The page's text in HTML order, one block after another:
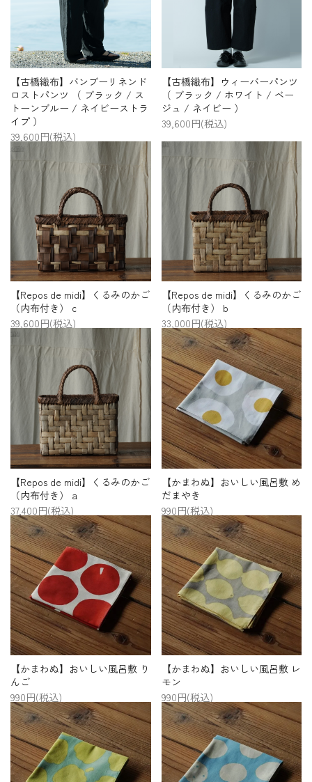
【古橋織布】バンブーリネンド
ロストパンツ （ ブラック / ス
トーンブルー / ネイビーストラ
イプ ）
39,600円(税込)
【古橋織布】ウィーバーパンツ
（ ブラック / ホワイト / ベー
ジュ / ネイビー ）
39,600円(税込)
【Repos de midi】くるみのかご
（内布付き） c
39,600円(税込)
【Repos de midi】くるみのかご
（内布付き） b
33,000円(税込)
【Repos de midi】くるみのかご
（内布付き） a
37,400円(税込)
【かまわぬ】おいしい風呂敷 め
だまやき
990円(税込)
【かまわぬ】おいしい風呂敷 り
んご
990円(税込)
【かまわぬ】おいしい風呂敷 レ
モン
990円(税込)